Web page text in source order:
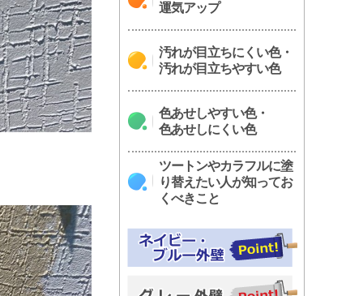
運気アップ
汚れが目立ちにくい色・
汚れが目立ちやすい色
色あせしやすい色・
色あせしにくい色
ツートンやカラフルに塗
り替えたい人が知ってお
くべきこと